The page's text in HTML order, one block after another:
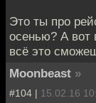
Это ты про
осенью? А вот
всё это
Moonbeast »
#104 | 15.02.16